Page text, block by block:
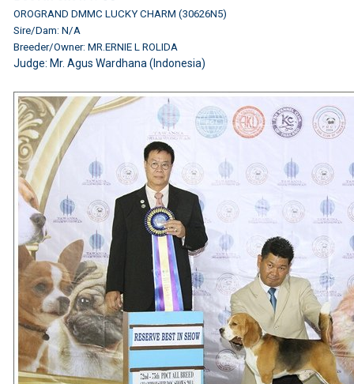
OROGRAND DMMC LUCKY CHARM (30626N5)
Sire/Dam: N/A
Breeder/Owner: MR.ERNIE L ROLIDA
Judge: Mr. Agus Wardhana (Indonesia)